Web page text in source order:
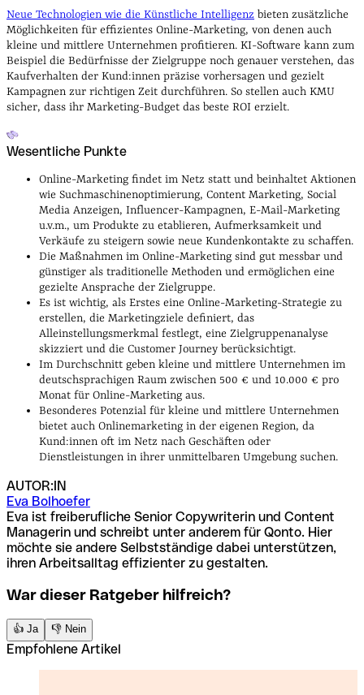
Neue Technologien wie die Künstliche Intelligenz bieten zusätzliche
Möglichkeiten für effizientes Online-Marketing, von denen auch
kleine und mittlere Unternehmen profitieren. KI-Software kann zum
Beispiel die Bedürfnisse der Zielgruppe noch genauer verstehen, das
Kaufverhalten der Kund:innen präzise vorhersagen und gezielt
Kampagnen zur richtigen Zeit durchführen. So stellen auch KMU
sicher, dass ihr Marketing-Budget das beste ROI erzielt.
Wesentliche Punkte
Online-Marketing findet im Netz statt und beinhaltet Aktionen
wie Suchmaschinenoptimierung, Content Marketing, Social
Media Anzeigen, Influencer-Kampagnen, E-Mail-Marketing
u.v.m., um Produkte zu etablieren, Aufmerksamkeit und
Verkäufe zu steigern sowie neue Kundenkontakte zu schaffen.
Die Maßnahmen im Online-Marketing sind gut messbar und
günstiger als traditionelle Methoden und ermöglichen eine
gezielte Ansprache der Zielgruppe.
Es ist wichtig, als Erstes eine Online-Marketing-Strategie zu
erstellen, die Marketingziele definiert, das
Alleinstellungsmerkmal festlegt, eine Zielgruppenanalyse
skizziert und die Customer Journey berücksichtigt.
Im Durchschnitt geben kleine und mittlere Unternehmen im
deutschsprachigen Raum zwischen 500 € und 10.000 € pro
Monat für Online-Marketing aus.
Besonderes Potenzial für kleine und mittlere Unternehmen
bietet auch Onlinemarketing in der eigenen Region, da
Kund:innen oft im Netz nach Geschäften oder
Dienstleistungen in ihrer unmittelbaren Umgebung suchen.
AUTOR:IN
Eva Bolhoefer
Eva ist freiberufliche Senior Copywriterin und Content
Managerin und schreibt unter anderem für Qonto. Hier
möchte sie andere Selbstständige dabei unterstützen,
ihren Arbeitsalltag effizienter zu gestalten.
War dieser Ratgeber hilfreich?
👍 Ja 👎 Nein
Empfohlene Artikel